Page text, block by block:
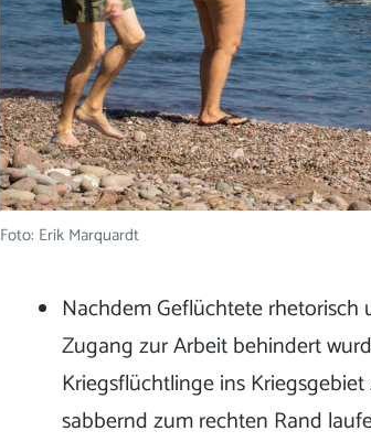
Foto: Erik Marquardt
Nachdem Geflüchtete
Zugang zur Arbeit behindert
Kriegsflüchtlinge ins
sabbernd zum rechten Rand